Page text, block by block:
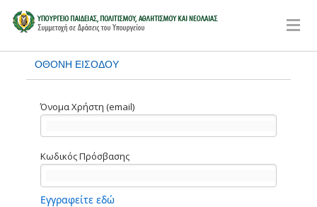
ΟΘΟΝΗ ΕΙΣΟΔΟΥ
Όνομα Χρήστη (email)
Κωδικός Πρόσβασης
Εγγραφείτε εδώ